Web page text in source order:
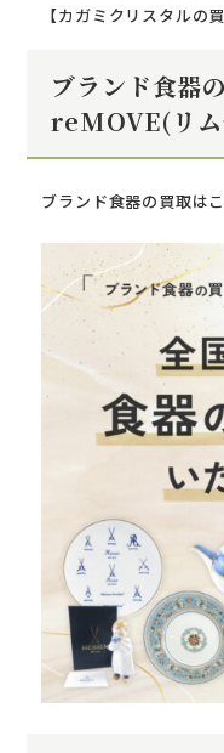
【カガミクリスタルの
ブランド食器
reMOVE(リム
ブランド食器の買取は